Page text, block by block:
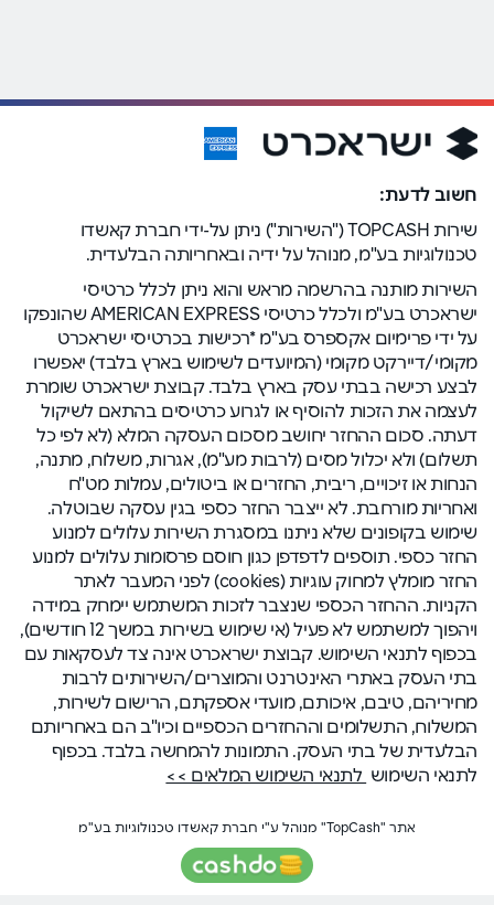
חשוב לדעת:
שירות TOPCASH ("השירות") ניתן על-ידי חברת קאשדו
טכנולוגיות בע"מ, מנוהל על ידיה ובאחריותה הבלעדית.
השירות מותנה בהרשמה מראש והוא ניתן לכלל כרטיסי
ישראכרט בע"מ ולכלל כרטיסי AMERICAN EXPRESS שהונפקו
על ידי פרימיום אקספרס בע"מ *רכישות בכרטיסי ישראכרט
מקומי/דיירקט מקומי (המיועדים לשימוש בארץ בלבד) יאפשרו
לבצע רכישה בבתי עסק בארץ בלבד. קבוצת ישראכרט שומרת
לעצמה את הזכות להוסיף או לגרוע כרטיסים בהתאם לשיקול
דעתה. סכום ההחזר יחושב מסכום העסקה המלא (לא לפי כל
תשלום) ולא יכלול מסים (לרבות מע"מ), אגרות, משלוח, מתנה,
הנחות או זיכויים, ריבית, החזרים או ביטולים, עמלות מט"ח
ואחריות מורחבת. לא ייצבר החזר כספי בגין עסקה שבוטלה.
שימוש בקופונים שלא ניתנו במסגרת השירות עלולים למנוע
החזר כספי. תוספים לדפדפן כגון חוסם פרסומות עלולים למנוע
החזר מומלץ למחוק עוגיות (cookies) לפני המעבר לאתר
הקניות. ההחזר הכספי שנצבר לזכות המשתמש יימחק במידה
ויהפוך למשתמש לא פעיל (אי שימוש בשירות במשך 12 חודשים),
בכפוף לתנאי השימוש. קבוצת ישראכרט אינה צד לעסקאות עם
בתי העסק באתרי האינטרנט והמוצרים/השירותים לרבות
מחיריהם, טיבם, איכותם, מועדי אספקתם, הרישום לשירות,
המשלוח, התשלומים וההחזרים הכספיים וכיו"ב הם באחריותם
הבלעדית של בתי העסק. התמונות להמחשה בלבד. בכפוף
לתנאי השימוש לתנאי השימוש המלאים >>
אתר "TopCash" מנוהל ע"י חברת קאשדו טכנולוגיות בע"מ